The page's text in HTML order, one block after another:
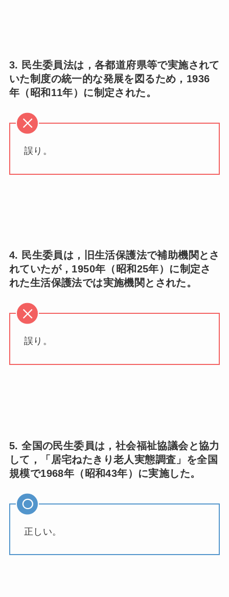
3. 民生委員法は，各都道府県等で実施されて
いた制度の統一的な発展を図るため，1936
年（昭和11年）に制定された。
誤り。
4. 民生委員は，旧生活保護法で補助機関とさ
れていたが，1950年（昭和25年）に制定さ
れた生活保護法では実施機関とされた。
誤り。
5. 全国の民生委員は，社会福祉協議会と協力
して，「居宅ねたきり老人実態調査」を全国
規模で1968年（昭和43年）に実施した。
正しい。